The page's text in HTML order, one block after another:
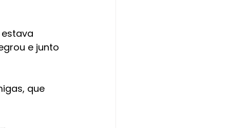
e junto
que